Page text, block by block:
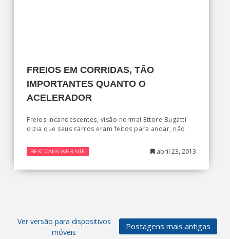
FREIOS EM CORRIDAS, TÃO
IMPORTANTES QUANTO O
ACELERADOR
Freios incandescentes, visão normal Ettore Bugatti
dizia que seus carros eram feitos para andar, não
BEST CARS WEB SITE abril 23, 2013
Postagens mais antigas
Ver versão para dispositivos
móveis